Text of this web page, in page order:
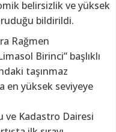
belirsizlik ve yüksek
bildirildi.
Rağmen
Birinci” başlıklı
taşınmaz
en yüksek seviyeye
ve Kadastro Dairesi